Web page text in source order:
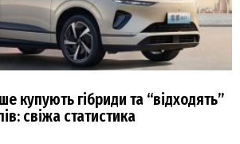
купують гібриди та “відходять”
свіжа статистика